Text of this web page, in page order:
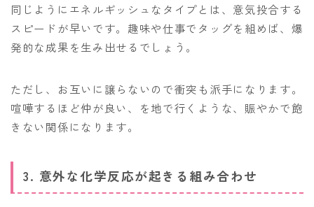
同じようにエネルギッシュなタイプとは、意気投合する
スピードが早いです。趣味や仕事でタッグを組めば、爆
発的な成果を生み出せるでしょう。
ただし、お互いに譲らないので衝突も派手になります。
喧嘩するほど仲が良い、を地で行くような、賑やかで飽
きない関係になります。
3. 意外な化学反応が起きる組み合わせ